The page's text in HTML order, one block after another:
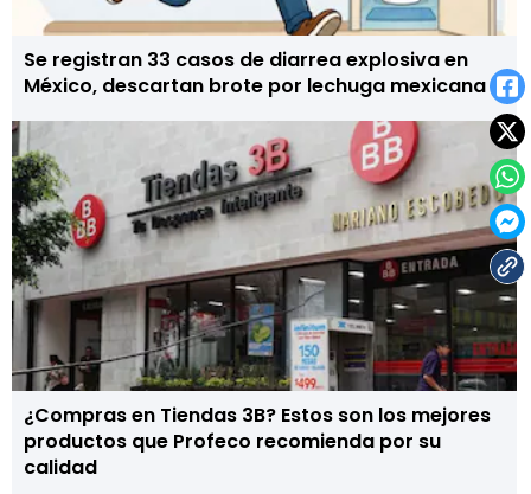
Se registran 33 casos de diarrea explosiva en
México, descartan brote por lechuga mexicana
¿Compras en Tiendas 3B? Estos son los mejores
productos que Profeco recomienda por su
calidad